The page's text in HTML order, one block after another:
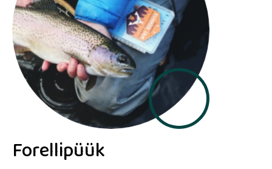
Forellipüük